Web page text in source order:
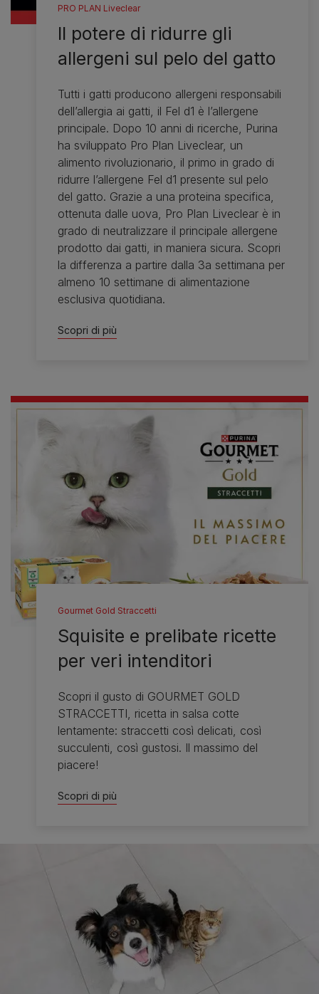
PRO PLAN Liveclear
Il potere di ridurre gli
allergeni sul pelo del gatto
Tutti i gatti producono allergeni responsabili
dell’allergia ai gatti, il Fel d1 è l’allergene
principale. Dopo 10 anni di ricerche, Purina
ha sviluppato Pro Plan Liveclear, un
alimento rivoluzionario, il primo in grado di
ridurre l’allergene Fel d1 presente sul pelo
del gatto. Grazie a una proteina specifica,
ottenuta dalle uova, Pro Plan Liveclear è in
grado di neutralizzare il principale allergene
prodotto dai gatti, in maniera sicura. Scopri
la differenza a partire dalla 3a settimana per
almeno 10 settimane di alimentazione
esclusiva quotidiana.
Scopri di più
Gourmet Gold Straccetti
Squisite e prelibate ricette
per veri intenditori
Scopri il gusto di GOURMET GOLD
STRACCETTI, ricetta in salsa cotte
lentamente: straccetti così delicati, così
succulenti, così gustosi. Il massimo del
piacere!
Scopri di più